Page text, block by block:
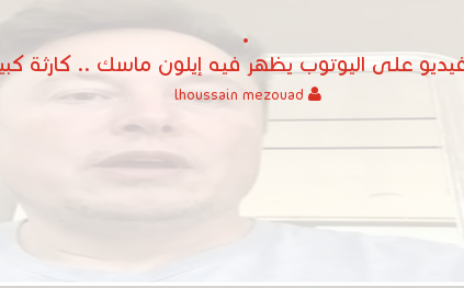
على اليوتوب يظهر فيه إيلون ماسك .. كارثة